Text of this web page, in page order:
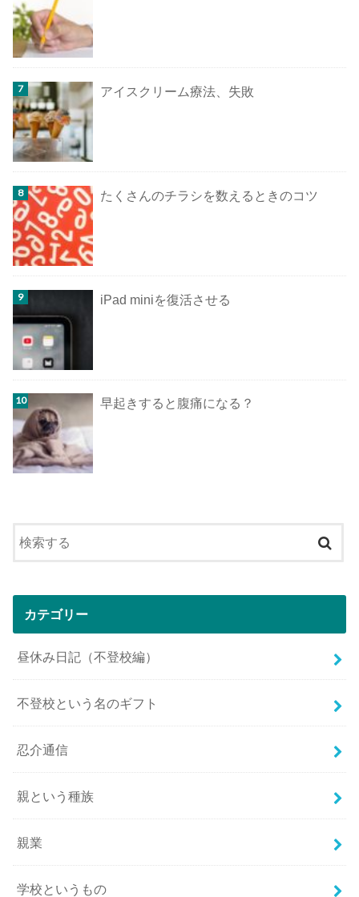
アイスクリーム療法、失敗
たくさんのチラシを数えるときのコツ
iPad miniを復活させる
早起きすると腹痛になる？
カテゴリー
昼休み日記（不登校編）
不登校という名のギフト
忍介通信
親という種族
親業
学校というもの